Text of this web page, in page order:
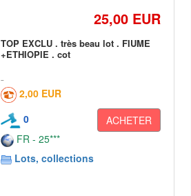
25,00 EUR
TOP EXCLU . très beau lot . FIUME
+ETHIOPIE . cot
2,00 EUR
0
ACHETER
FR - 25***
Lots, collections